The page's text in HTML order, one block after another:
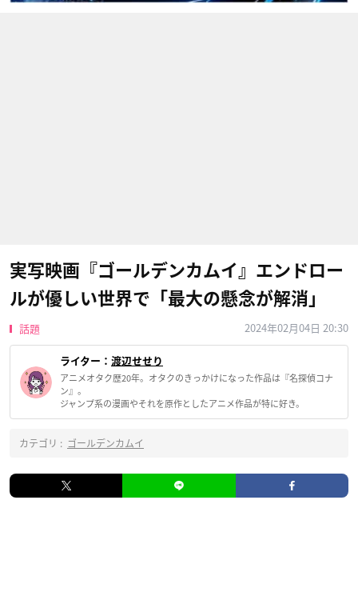
実写映画『ゴールデンカムイ』エンドロー
ルが優しい世界で「最大の懸念が解消」
話題 2024年02月04日 20:30
ライター： 渡辺せせり
アニメオタク歴20年。オタクのきっかけになった作品は『名探偵コナ
ン』。
ジャンプ系の漫画やそれを原作としたアニメ作品が特に好き。
カテゴリ : ゴールデンカムイ